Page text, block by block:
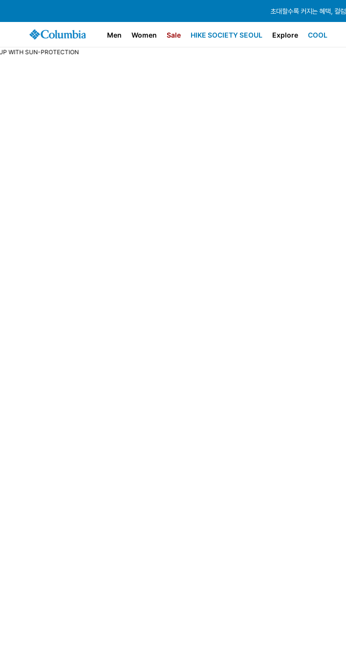
초대할수록 커지는 혜택, 컬
초대할수록 커지는 혜택, 컬
초대할수록 커지는 혜택, 컬
Men Women Sale HIKE SOCIETY SEOUL Explore COOL